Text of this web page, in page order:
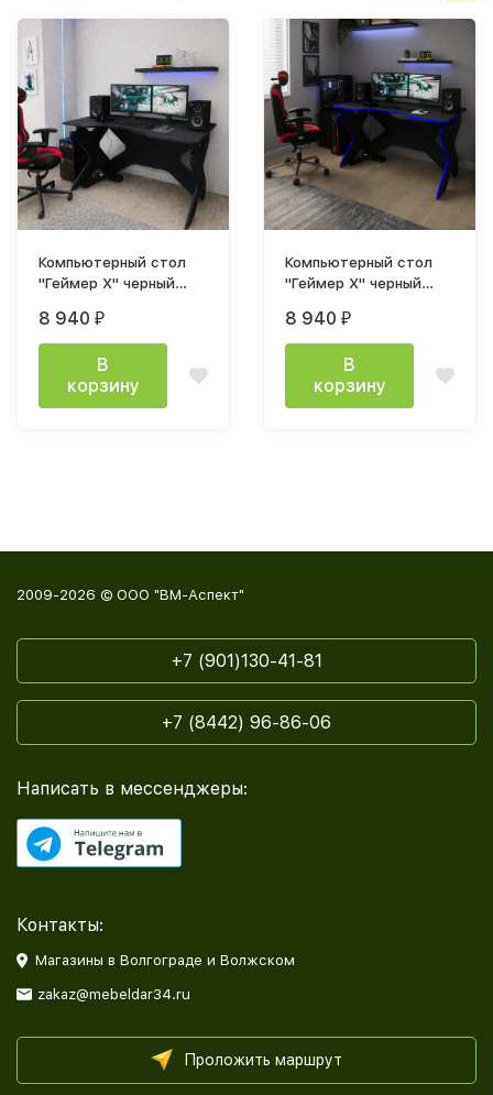
Компьютерный стол
"Геймер Х" черный
8 940 ₽
В
корзину
Компьютерный стол
"Геймер Х" черный
8 940 ₽
В
корзину
2009-2026 © ООО "ВМ-Аспект"
+7 (901)130-41-81
+7 (8442) 96-86-06
Написать в мессенджеры:
Контакты:
Магазины в Волгограде и Волжском
zakaz@mebeldar34.ru
Проложить маршрут